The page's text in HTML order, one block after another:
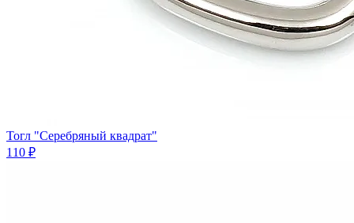
Тогл "Серебряный квадрат"
110 ₽